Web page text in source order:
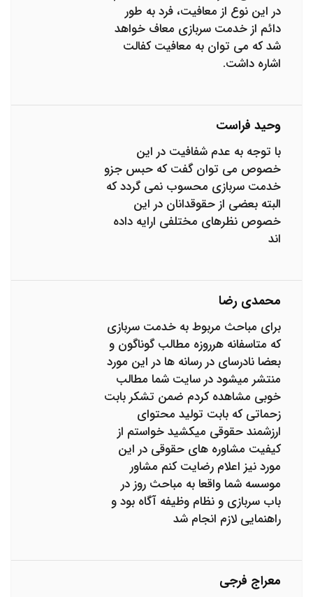
در این نوع از معافیت، فرد به طور
دائم از خدمت سربازی معاف خواهد
شد که می توان به معافیت کفالت
اشاره داشت.
وحید فراست
با توجه به عدم شفافیت در این
خصوص می توان گفت که حبس جزو
خدمت سربازی محسوب نمی گردد که
البته بعضی از حقوقدانان در این
خصوص نظرهای مختلفی ارایه داده
اند
محمدی رضا
برای مباحث مربوط به خدمت سربازی
که متاسفانه هرروزه مطالب گوناگون و
بعضا نادرسای در رسانه ها در این مورد
منتشر میشود در سایت شما مطالب
خوبی مشاهده کردم ضمن تشکر بابت
زحماتی که بابت تولید محتوای
ارزشمند حقوقی میکشید خواستم از
کیفیت مشاوره های حقوقی در این
مورد نیز اعلام رضایت کنم مشاور
موسسه شما واقعا به مباحث روز در
باب سربازی و نظام وظیفه آگاه بود و
راهنمایی لازم انجام شد
معراج فرجی